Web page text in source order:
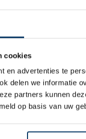
cookies
en advertenties te
delen we informatie
partners kunnen
op basis van uw
Volgens de